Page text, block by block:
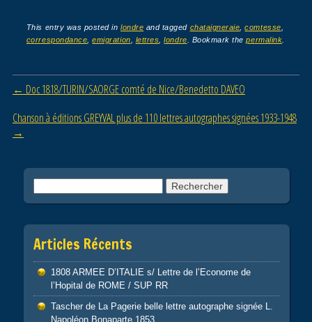
c
e
b
o
o
tt
er
ail
ta
g
er
This entry was posted inlondre and tagged chataigneraie ,comtesse
correspondance ,emigration lettres ,londre . Bookmark thepermalink
Post navigation
← Doc 1818/TURIN/SAORGE comté de Nice/Benedetto DAVEO
Chanson à éditions GREYVAL plus de 110 lettres autographes signées 1933-1948
→
Articles Récents
1808 ARMEE D’ITALIE s/ Lettre de l’Econome de
l’Hopital de ROME / SUP RR
Tascher de La Pagerie belle lettre autographe signée L.
Napoléon Bonaparte 1853